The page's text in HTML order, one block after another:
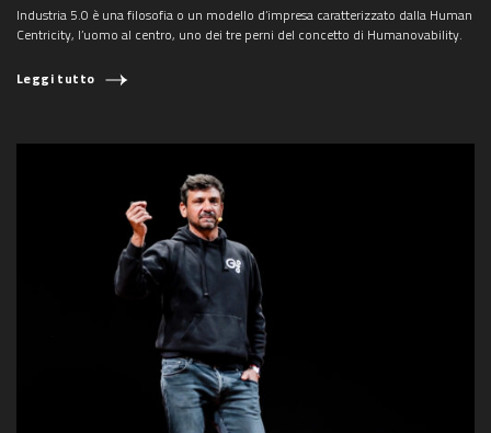
Industria 5.0 è una filosofia o un modello d’impresa caratterizzato dalla Human
Centricity, l’uomo al centro, uno dei tre perni del concetto di Humanovability.
Leggi tutto